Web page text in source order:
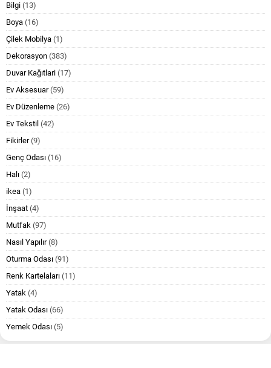
Bilgi (13)
Boya (16)
Çilek Mobilya (1)
Dekorasyon (383)
Duvar Kağıtlari (17)
Ev Aksesuar(59)
Ev Düzenleme (26)
Ev Tekstil (42)
Fikirler(9)
Genç Odası (16)
Halı (2)
ikea (1)
İnşaat (4)
Mutfak (97)
Nasıl Yapılır(8)
Oturma Odası (91)
Renk Kartelaları (11)
Yatak (4)
Yatak Odası (66)
Yemek Odası (5)